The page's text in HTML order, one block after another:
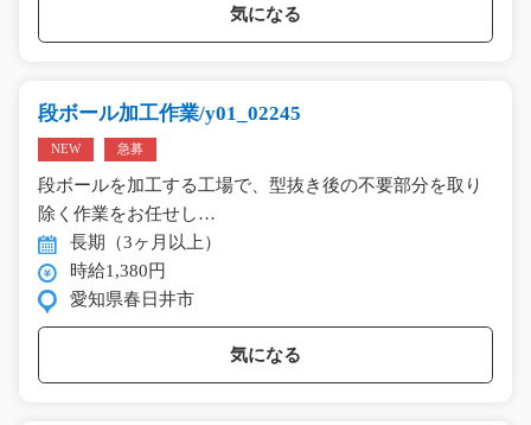
気になる
段ボール加工作業/y01_02245
NEW 急募
段ボールを加工する工場で、型抜き後の不要部分を取り
除く作業をお任せし…
長期（3ヶ月以上）
時給1,380円
愛知県春日井市
気になる